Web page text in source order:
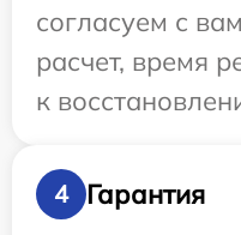
согласуем с
расчет, время
к
4
Гарантия